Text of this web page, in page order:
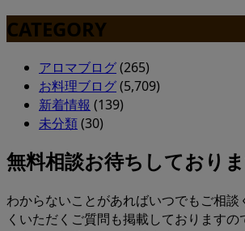
CATEGORY
アロマブログ(265)
お料理ブログ(5,709)
新着情報 (139)
未分類(30)
無料相談お待ちしており
わからないことがあればいつでもご相談
くいただくご質問も掲載しておりますの